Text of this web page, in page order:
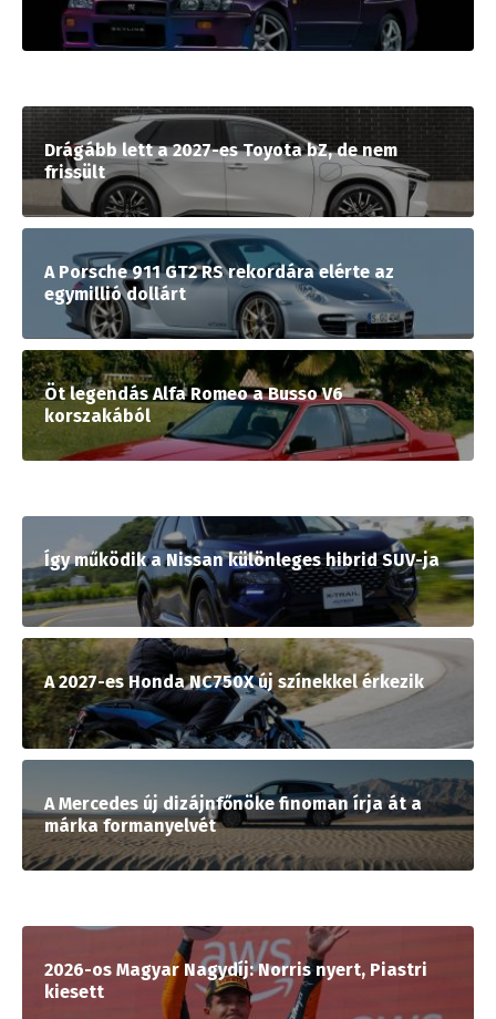
Drágább lett a 2027-es Toyota bZ, de nem
frissült
A Porsche 911 GT2 RS rekordára elérte az
egymillió dollárt
Öt legendás Alfa Romeo a Busso V6
korszakából
Így működik a Nissan különleges hibrid SUV-ja
A 2027-es Honda NC750X új színekkel érkezik
A Mercedes új dizájnfőnöke finoman írja át a
márka formanyelvét
2026-os Magyar Nagydíj: Norris nyert, Piastri
kiesett